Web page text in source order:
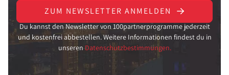
ZUM NEWSLETTER ANMELDEN
Du kannst den Newsletter von 100partnerprogramme jederzeit
und kostenfrei abbestellen. Weitere Informationen findest du in
unseren Datenschutzbestimmungen.